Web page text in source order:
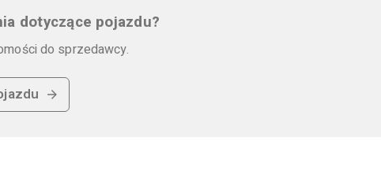
dotyczące pojazdu?
do sprzedawcy.